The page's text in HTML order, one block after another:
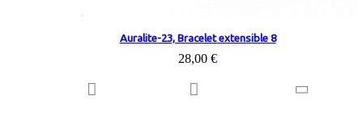
Auralite-23, Bracelet extensible 8
28,00 €